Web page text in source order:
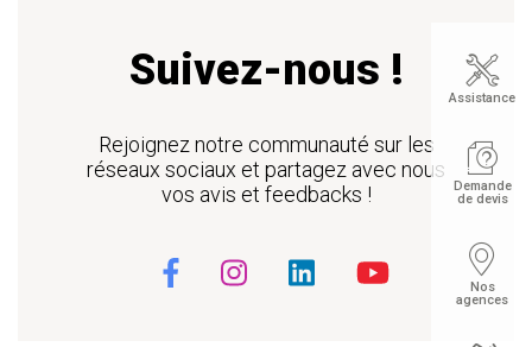
Suivez-nous !
Rejoignez notre communauté sur les
réseaux sociaux et partagez avec nous
vos avis et feedbacks !
Assistance
Demande
de devis
Nos
agences